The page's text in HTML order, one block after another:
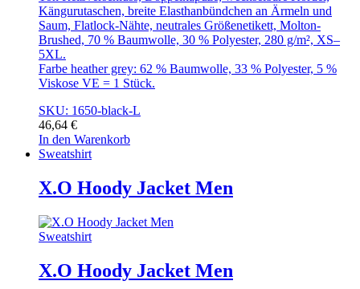
Kängurutaschen, breite Elasthanbündchen an Ärmeln und
Saum, Flatlock-Nähte, neutrales Größenetikett, Molton-
Brushed, 70 % Baumwolle, 30 % Polyester, 280 g/m², XS–
5XL.
Farbe heather grey: 62 % Baumwolle, 33 % Polyester, 5 %
Viskose VE = 1 Stück.
SKU: 1650-black-L
46,64 €
In den Warenkorb
Sweatshirt
X.O Hoody Jacket Men
Sweatshirt
X.O Hoody Jacket Men